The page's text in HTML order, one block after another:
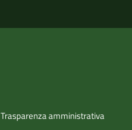
Trasparenza amministrativa